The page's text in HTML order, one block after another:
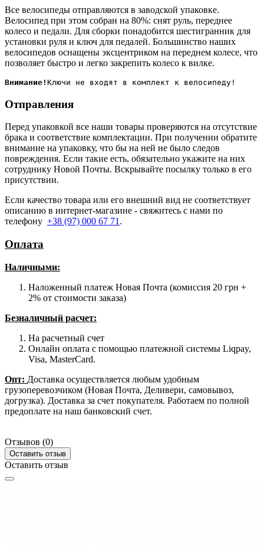
Все велосипеды отправляются в заводской упаковке.
Велосипед при этом собран на 80%: снят руль, переднее
колесо и педали. Для сборки понадобится шестигранник для
установки руля и ключ для педалей. Большинство наших
велосипедов оснащены эксцентриком на переднем колесе, что
позволяет быстро и легко закрепить колесо к вилке.
Внимание!
Отправления
Перед упаковкой все наши товары проверяются на отсутствие
брака и соответствие комплектации. При получении обратите
внимание на упаковку, что бы на ней не было следов
повреждения. Если такие есть, обязательно укажите на них
сотруднику Новой Почты. Вскрывайте посылку только в его
присутствии.
Если качество товара или его внешний вид не соответствует
описанию в интернет-магазине - свяжитесь с нами по
телефону +38 (97) 000 67 71 .
Оплата
Наличными:
Наложенный платеж Новая Почта (комиссия 20 грн +
2% от стоимости заказа)
Безналичный расчет:
На расчетный счет
Онлайн оплата с помощью платежной системы Liqpay,
Visa, MasterCard.
Опт: Доставка осуществляется любым удобным
грузоперевозчиком (Новая Почта, Деливери, самовывоз,
догрузка). Доставка за счет покупателя. Работаем по полной
предоплате на наш банковский счет.
Отзывов (0)
Оставить отзыв
Оставить отзыв